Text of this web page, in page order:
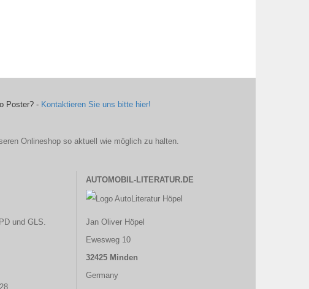
Poster? - Kontaktieren Sie uns bitte hier!
Onlineshop so aktuell wie möglich zu halten.
und GLS.
AUTOMOBIL-LITERATUR.DE
Jan Oliver Höpel
Ewesweg 10
32425 Minden
Germany